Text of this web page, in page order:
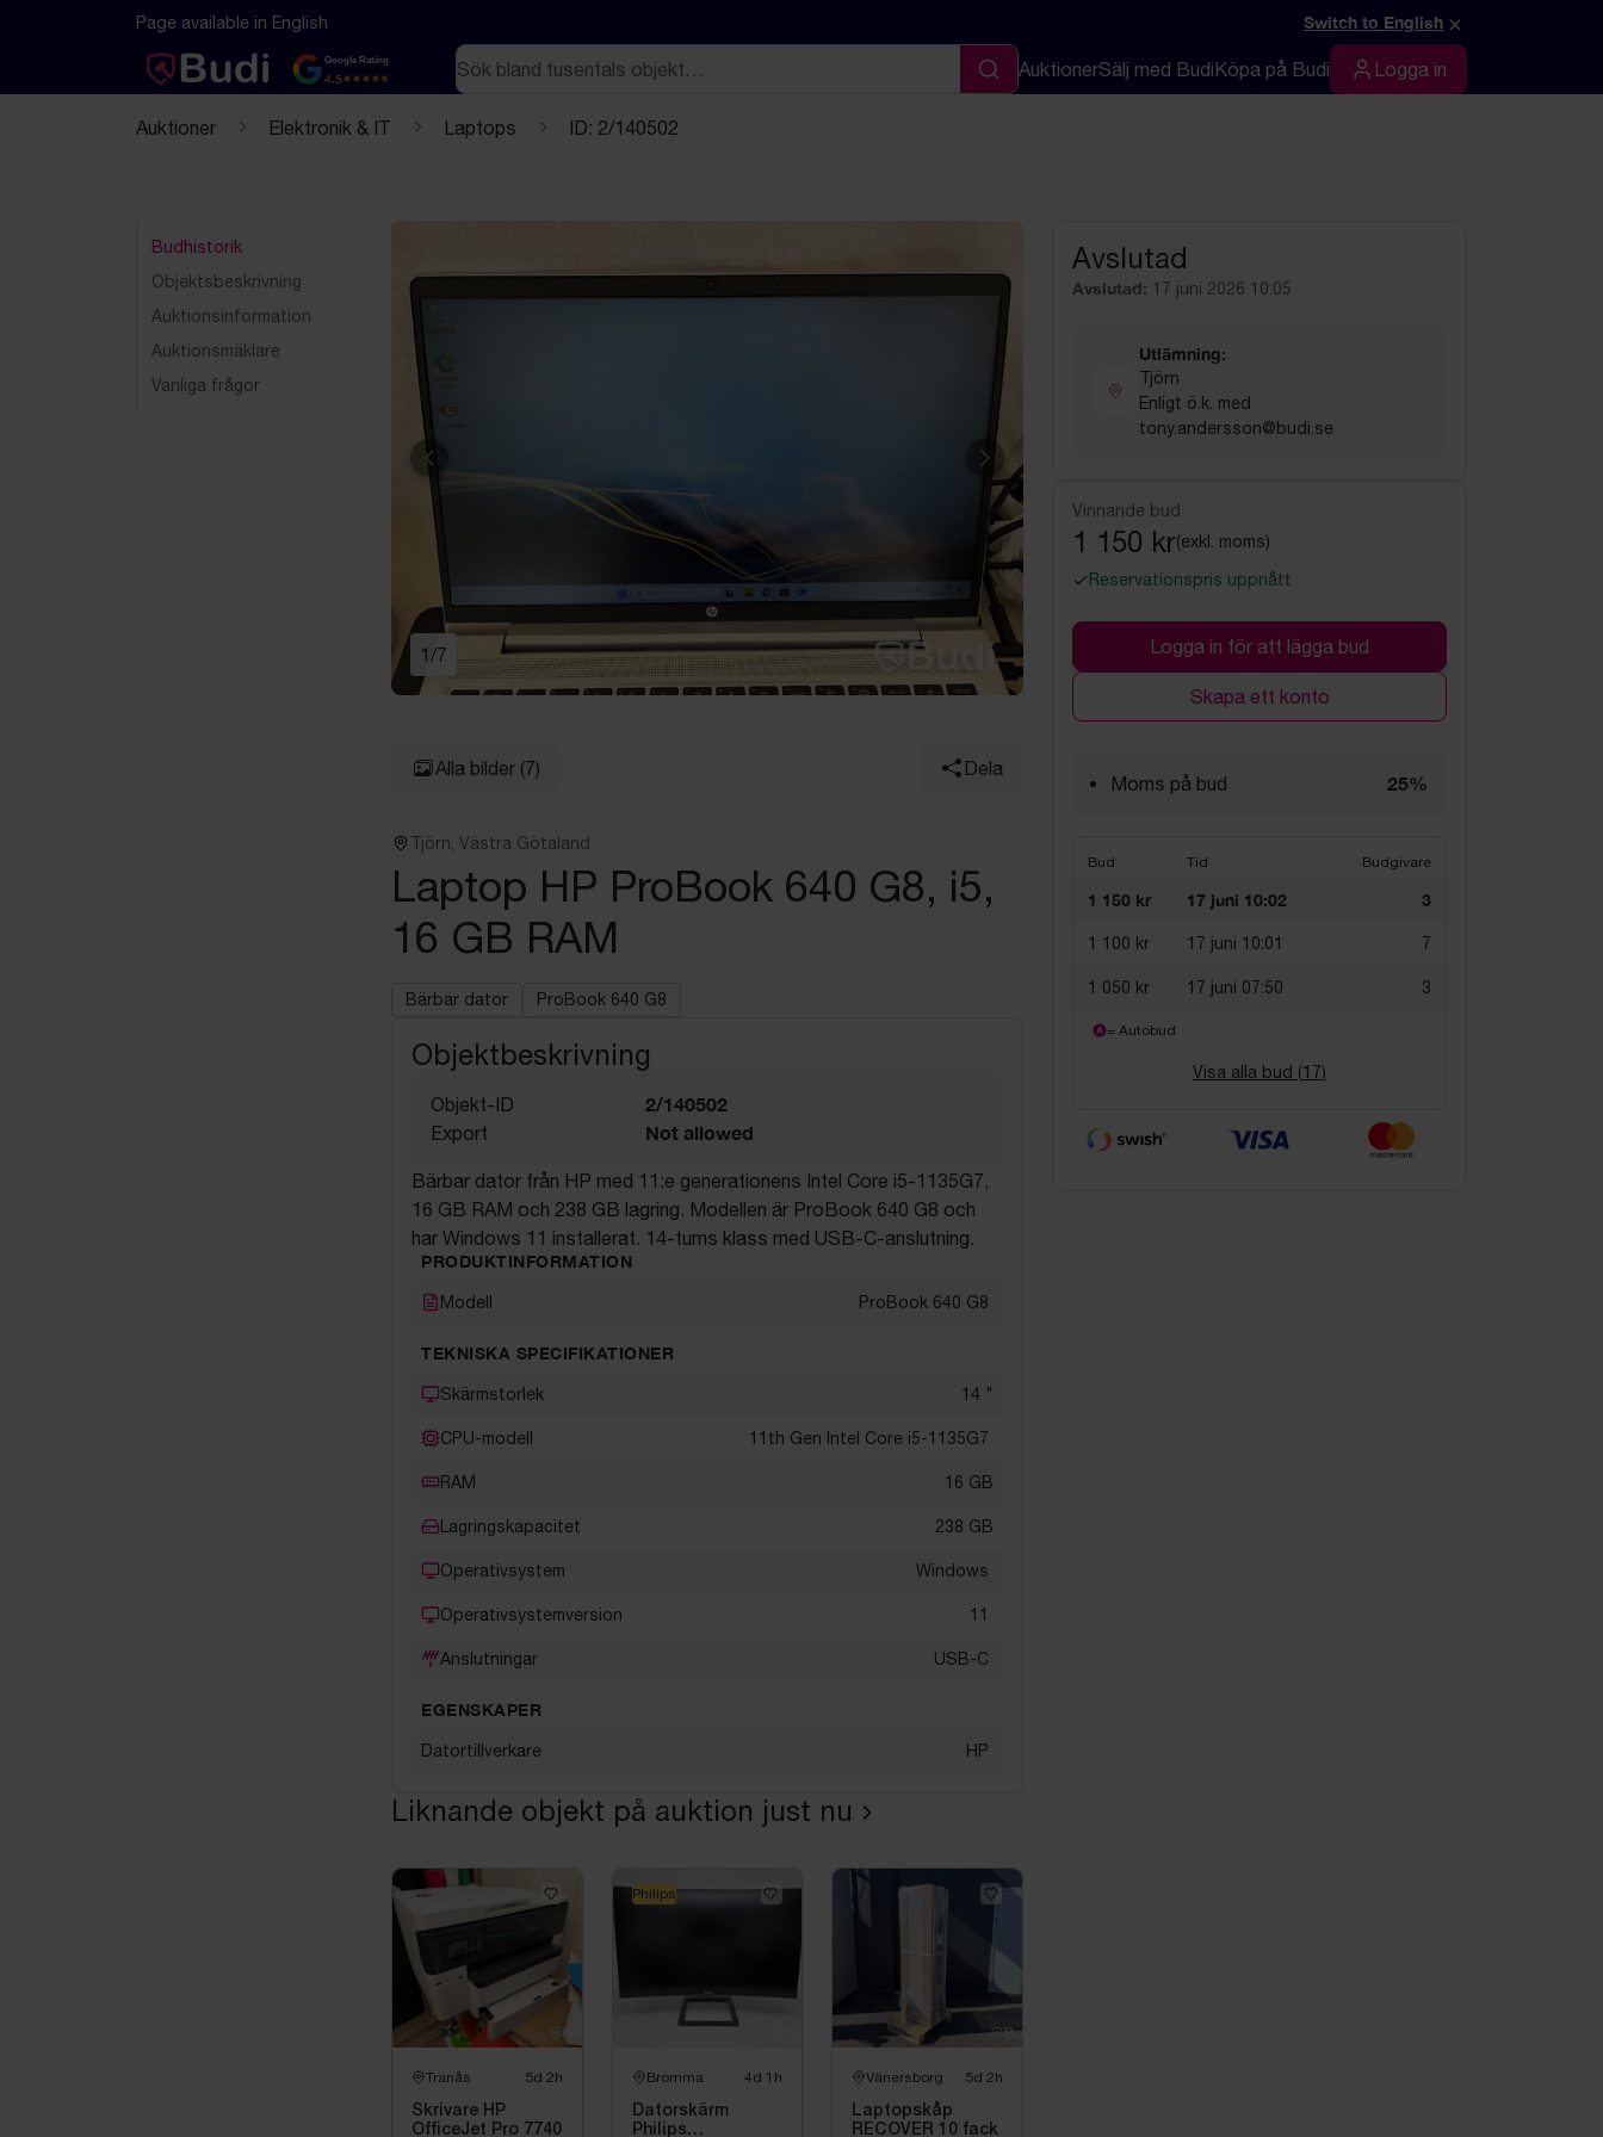
Hoppa till innehåll
Textbaserad (markdown) version av denna sida
Page available in English Switch to English ×
Google Rating
4.5
Sök
Sök
AuktionerSälj med BudiKöpa på Budi Logga in
Logga in
Auktioner Elektronik & IT Laptops ID: 2/140502
Budhistorik
Objektsbeskrivning
Auktionsinformation
Auktionsmäklare
Vanliga frågor
Föregående Nästa
1 /7
Alla bilder (7) Dela
Tjörn, Västra Götaland
Laptop HP ProBook 640 G8, i5,
16 GB RAM
Bärbar dator ProBook 640 G8
Objektbeskrivning
Objekt-ID 2/140502
Export Not allowed
Bärbar dator från HP med 11:e generationens Intel Core i5-1135G7,
16 GB RAM och 238 GB lagring. Modellen är ProBook 640 G8 och
har Windows 11 installerat. 14-tums klass med USB-C-anslutning.
PRODUKTINFORMATION
Modell ProBook 640 G8
TEKNISKA SPECIFIKATIONER
Skärmstorlek 14 "
CPU-modell 11th Gen Intel Core i5-1135G7
RAM 16 GB
Lagringskapacitet 238 GB
Operativsystem Windows
Operativsystemversion 11
Anslutningar USB-C
EGENSKAPER
Datortillverkare HP
Liknande objekt på auktion just nu
Tranås 5d 2h
Skrivare HP
OfficeJet Pro 7740
Bromma 4d 1h
Datorskärm
Philips
Philips
Vänersborg 5d 2h
Laptopskåp
RECOVER 10 fack
Avslutad
Avslutad: 17 juni 2026 10:05
Utlämning:
Tjörn
Enligt ö.k. med
tony.andersson@budi.se
Vinnande bud
1 150 kr(exkl. moms)
Reservationspris uppnått
Logga in för att lägga bud
Skapa ett konto
Moms på bud 25%
Bud Tid Budgivare
1 150 kr 17 juni 10:02 3
1 100 kr 17 juni 10:01 7
1 050 kr 17 juni 07:50 3
= Autobud
Visa alla bud (17)